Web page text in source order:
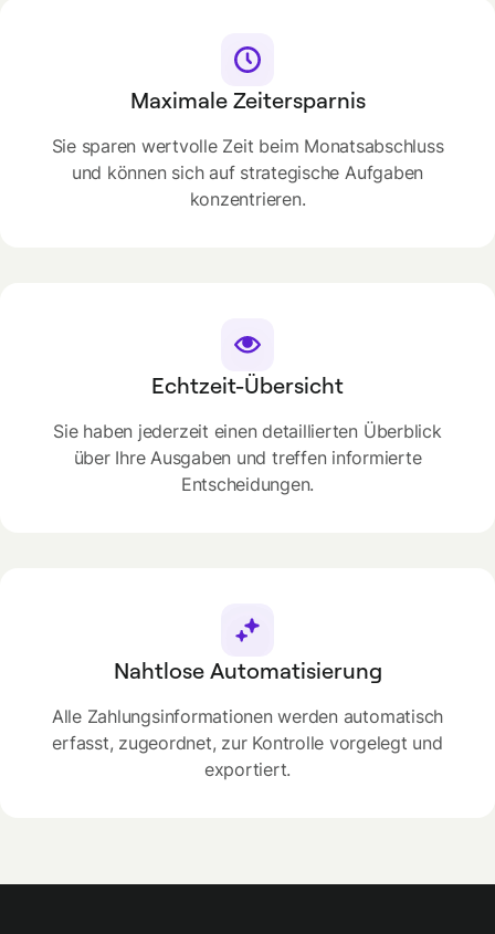
Maximale Zeitersparnis
Sie sparen wertvolle Zeit beim Monatsabschluss
und können sich auf strategische Aufgaben
konzentrieren.
Echtzeit-Übersicht
Sie haben jederzeit einen detaillierten Überblick
über Ihre Ausgaben und treffen informierte
Entscheidungen.
Nahtlose Automatisierung
Alle Zahlungsinformationen werden automatisch
erfasst, zugeordnet, zur Kontrolle vorgelegt und
exportiert.